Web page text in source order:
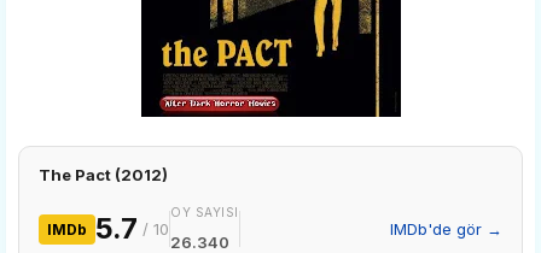
The Pact (2012)
IMDb 5.7 / 10
OY SAYISI
26.340
IMDb'de gör →